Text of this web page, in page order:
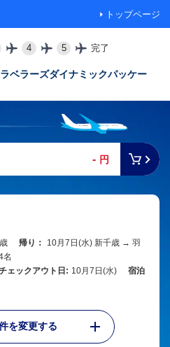
トップページ
4 5 完了
ベラーズダイナミックパッケー
- 円
帰り：
10月7日(水) 新千歳 → 羽
名
ェックアウト日: 10月7日(水)
宿泊
を変更する